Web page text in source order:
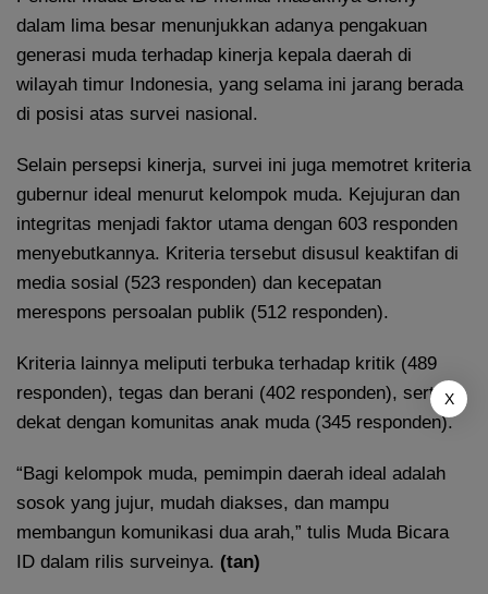
dalam lima besar menunjukkan adanya pengakuan
generasi muda terhadap kinerja kepala daerah di
wilayah timur Indonesia, yang selama ini jarang berada
di posisi atas survei nasional.
Selain persepsi kinerja, survei ini juga memotret kriteria
gubernur ideal menurut kelompok muda. Kejujuran dan
integritas menjadi faktor utama dengan 603 responden
menyebutkannya. Kriteria tersebut disusul keaktifan di
media sosial (523 responden) dan kecepatan
merespons persoalan publik (512 responden).
Kriteria lainnya meliputi terbuka terhadap kritik (489
responden), tegas dan berani (402 responden), serta
dekat dengan komunitas anak muda (345 responden).
“Bagi kelompok muda, pemimpin daerah ideal adalah
sosok yang jujur, mudah diakses, dan mampu
membangun komunikasi dua arah,” tulis Muda Bicara
ID dalam rilis surveinya. (tan)
X